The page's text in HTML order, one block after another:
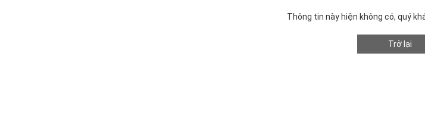
Thông tin này hiện không có, quý
Trở lại